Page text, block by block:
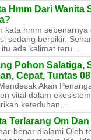
Hmm Dari Wanita
kata hmm
sedang berpikir.
ada kalimat teru...
Pohon Salatiga,
Cepat, Tuntas
Akan
vital dalam
keteduhan,...
Terlarang Om
benar dialami Oleh